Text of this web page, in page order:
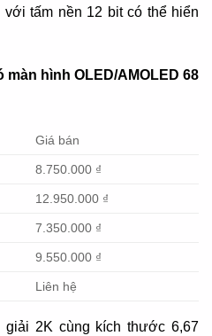
tấm nền 12 bit có thể hiển
màn hình OLED/AMOLED 68
Giá bán
8.750.000 ₫
12.950.000 ₫
7.350.000 ₫
9.550.000 ₫
Liên hệ
giải 2K cùng kích thước 6,67